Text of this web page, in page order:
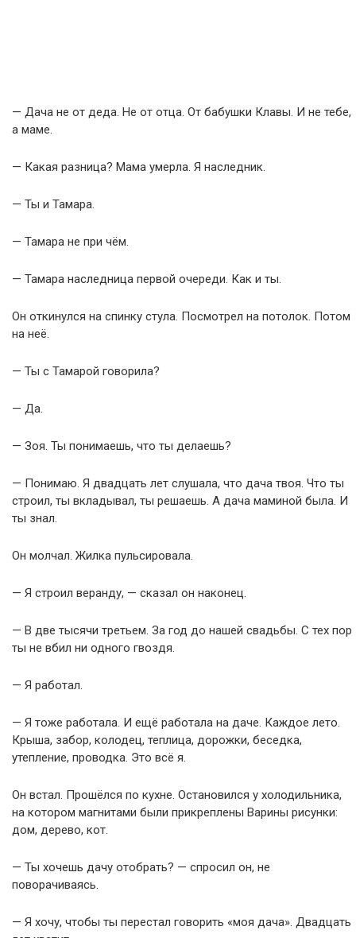
— Дача не от деда. Не от отца. От бабушки Клавы. И не тебе,
а маме.
— Какая разница? Мама умерла. Я наследник.
— Ты и Тамара.
— Тамара не при чём.
— Тамара наследница первой очереди. Как и ты.
Он откинулся на спинку стула. Посмотрел на потолок. Потом
на неё.
— Ты с Тамарой говорила?
— Да.
— Зоя. Ты понимаешь, что ты делаешь?
— Понимаю. Я двадцать лет слушала, что дача твоя. Что ты
строил, ты вкладывал, ты решаешь. А дача маминой была. И
ты знал.
Он молчал. Жилка пульсировала.
— Я строил веранду, — сказал он наконец.
— В две тысячи третьем. За год до нашей свадьбы. С тех пор
ты не вбил ни одного гвоздя.
— Я работал.
— Я тоже работала. И ещё работала на даче. Каждое лето.
Крыша, забор, колодец, теплица, дорожки, беседка,
утепление, проводка. Это всё я.
Он встал. Прошёлся по кухне. Остановился у холодильника,
на котором магнитами были прикреплены Варины рисунки:
дом, дерево, кот.
— Ты хочешь дачу отобрать? — спросил он, не
поворачиваясь.
— Я хочу, чтобы ты перестал говорить «моя дача». Двадцать